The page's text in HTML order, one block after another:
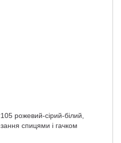
рожевий-сірий-білий,
спицями і гачком